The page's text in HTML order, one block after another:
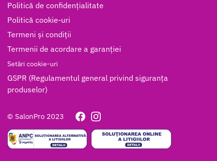
Politică de confidențialitate
Politică cookie-uri
Termeni și condiții
Termenii de acordare a garanției
Setări cookie-uri
GSPR (Regulamentul general privind siguranța
produselor)
© SalonPro 2023